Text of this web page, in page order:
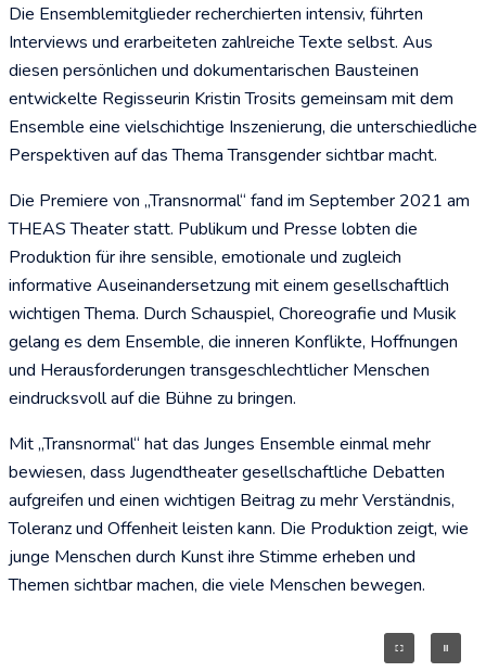
Die Ensemblemitglieder recherchierten intensiv, führten
Interviews und erarbeiteten zahlreiche Texte selbst. Aus
diesen persönlichen und dokumentarischen Bausteinen
entwickelte Regisseurin Kristin Trosits gemeinsam mit dem
Ensemble eine vielschichtige Inszenierung, die unterschiedliche
Perspektiven auf das Thema Transgender sichtbar macht.
Die Premiere von „Transnormal“ fand im September 2021 am
THEAS Theater statt. Publikum und Presse lobten die
Produktion für ihre sensible, emotionale und zugleich
informative Auseinandersetzung mit einem gesellschaftlich
wichtigen Thema. Durch Schauspiel, Choreografie und Musik
gelang es dem Ensemble, die inneren Konflikte, Hoffnungen
und Herausforderungen transgeschlechtlicher Menschen
eindrucksvoll auf die Bühne zu bringen.
Mit „Transnormal“ hat das Junges Ensemble einmal mehr
bewiesen, dass Jugendtheater gesellschaftliche Debatten
aufgreifen und einen wichtigen Beitrag zu mehr Verständnis,
Toleranz und Offenheit leisten kann. Die Produktion zeigt, wie
junge Menschen durch Kunst ihre Stimme erheben und
Themen sichtbar machen, die viele Menschen bewegen.